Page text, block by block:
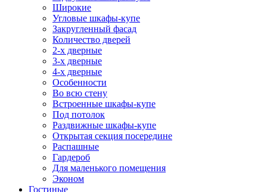
Широкие
Угловые шкафы-купе
Закругленный фасад
Количество дверей
2-х дверные
3-х дверные
4-х дверные
Особенности
Во всю стену
Встроенные шкафы-купе
Под потолок
Раздвижные шкафы-купе
Открытая секция посередине
Распашные
Гардероб
Для маленького помещения
Эконом
Гостиные